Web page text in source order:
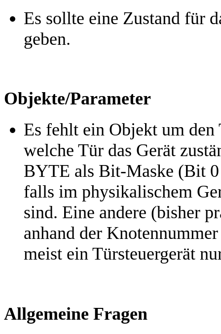
Es sollte eine Zustand für
geben.
Objekte/Parameter
Es fehlt ein Objekt um
welche Tür das Gerät
BYTE als Bit-Maske (Bit
falls im physikalischem
sind. Eine andere (bisher
anhand der
meist ein Türsteuergerät
Allgemeine Fragen